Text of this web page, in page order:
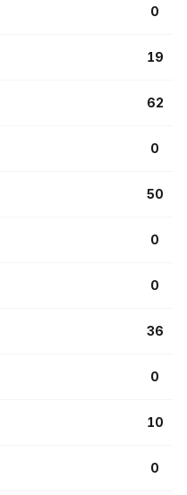
0
19
62
0
50
0
0
36
0
10
0